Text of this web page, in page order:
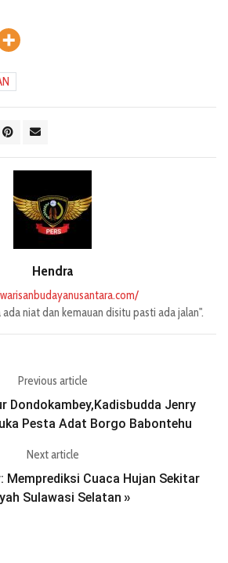
Hendra
niat dan kemauan disitu pasti ada jalan".
Previous article
Dondokambey,Kadisbudda Jenry
Pesta Adat Borgo Babontehu
Next article
Memprediksi Cuaca Hujan Sekitar
Sulawasi Selatan »
Gamelan
di
Pendopo
u Dari
Selendo